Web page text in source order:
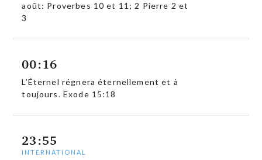
août: Proverbes 10 et 11; 2 Pierre 2 et
3
00:16
L’Éternel régnera éternellement et à
toujours. Exode 15:18
23:55
INTERNATIONAL